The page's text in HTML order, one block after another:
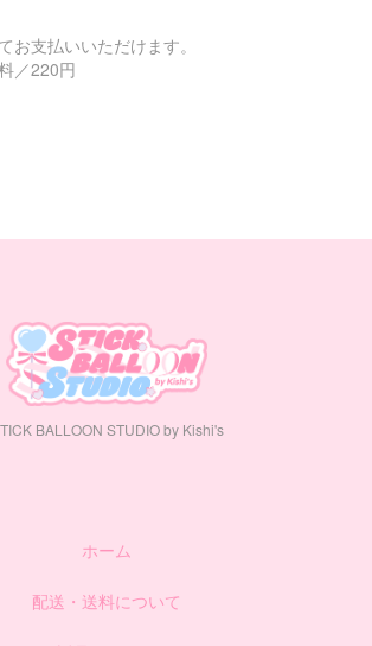
お支払いいただけます。
／220円
BALLOON STUDIO by Kishi's
ホーム
配送・送料について